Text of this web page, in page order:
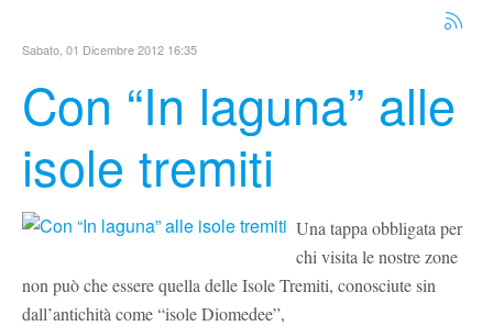
Sabato, 01 Dicembre 2012 16:35
Con “In laguna” alle
isole tremiti
Una tappa obbligata per
chi visita le nostre zone
non può che essere quella delle Isole Tremiti, conosciute sin
dall’antichità come “isole Diomedee”,